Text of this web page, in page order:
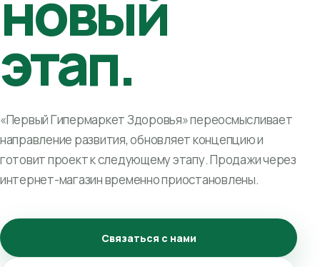
этап.
«Первый Гипермаркет Здоровья» переосмысливает
направление развития, обновляет концепцию и
готовит проект к следующему этапу. Продажи через
интернет-магазин временно приостановлены.
Связаться с нами